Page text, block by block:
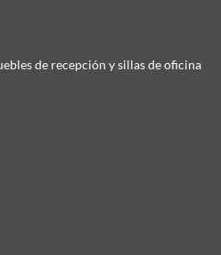
de recepción y sillas de oficina